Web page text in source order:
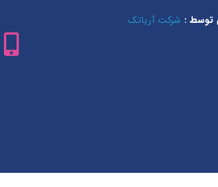
توسط : شرکت آریاتک